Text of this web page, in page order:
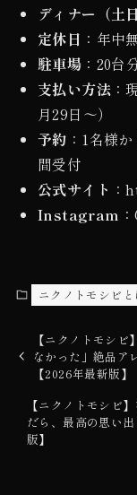
ディナー（土
定休日 ：年中
駐車場 ：20台
支払い方法：
月29日〜）
予約 ：1名様
間受付
公式サイト
Instagram
ニクノトモシビと
【ニクノトモシ
なかった」絶品ア
【2026年最新版】
【ニクノトモシビ
だら、最高の思い
版】